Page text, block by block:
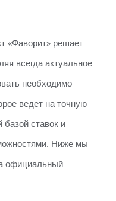
«Фаворит» решает
всегда актуальное
необходимо
ведет на точную
базой ставок и
Ниже мы
официальный